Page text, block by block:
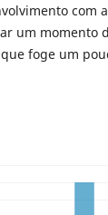
com
um momento
foge um